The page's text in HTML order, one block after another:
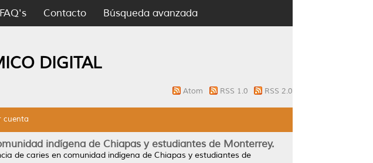
FAQ's Contacto Búsqueda avanzada
DIGITAL
Atom RSS 1.0 RSS 2.0
cuenta
indígena de Chiapas y estudiantes de Monterrey.
de caries en comunidad indígena de Chiapas y estudiantes de